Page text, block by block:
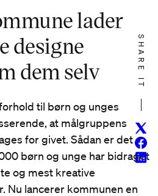
lader
designe
dem selv
til børn og unges
at målgruppens
for givet. Sådan er det
børn og unge har bidraget
og mest kreative
Nu lancerer kommunen en
SHARE IT